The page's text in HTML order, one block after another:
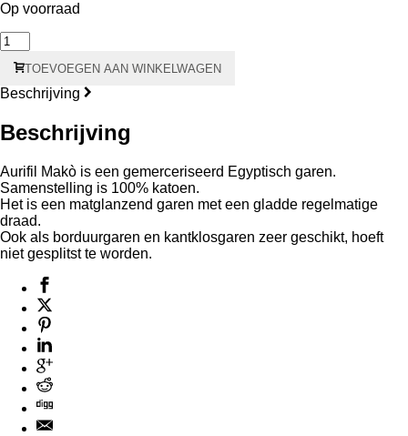
Op voorraad
2900
Aurifil
Makò
#28
–
kern
aantal
TOEVOEGEN AAN WINKELWAGEN
Beschrijving
Beschrijving
Aurifil Makò is een gemerceriseerd Egyptisch garen.
Samenstelling is 100% katoen.
Het is een matglanzend garen met een gladde regelmatige
draad.
Ook als borduurgaren en kantklosgaren zeer geschikt, hoeft
niet gesplitst te worden.